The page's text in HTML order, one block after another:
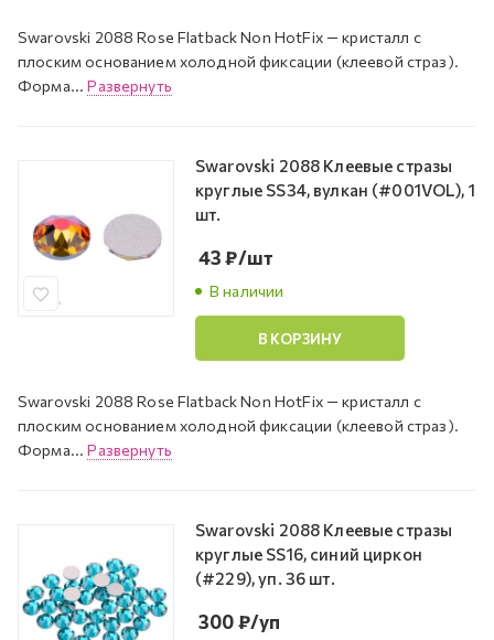
Swarovski 2088 Rose Flatback Non HotFix — кристалл с
плоским основанием холодной фиксации (клеевой страз).
Форма...Развернуть
Swarovski 2088 Клеевые стразы
круглые SS34, вулкан (#001VOL), 1
шт.
В наличии
43₽/шт
В КОРЗИНУ
Swarovski 2088 Rose Flatback Non HotFix — кристалл с
плоским основанием холодной фиксации (клеевой страз).
Форма...Развернуть
Swarovski 2088 Клеевые стразы
круглые SS16, синий циркон
(#229), уп. 36 шт.
300₽/уп